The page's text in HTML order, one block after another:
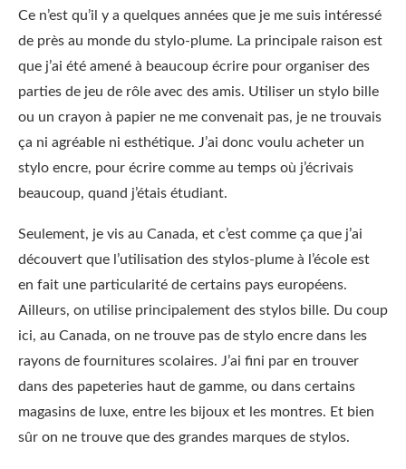
Ce n’est qu’il y a quelques années que je me suis intéressé
de près au monde du stylo-plume. La principale raison est
que j’ai été amené à beaucoup écrire pour organiser des
parties de jeu de rôle avec des amis. Utiliser un stylo bille
ou un crayon à papier ne me convenait pas, je ne trouvais
ça ni agréable ni esthétique. J’ai donc voulu acheter un
stylo encre, pour écrire comme au temps où j’écrivais
beaucoup, quand j’étais étudiant.
Seulement, je vis au Canada, et c’est comme ça que j’ai
découvert que l’utilisation des stylos-plume à l’école est
en fait une particularité de certains pays européens.
Ailleurs, on utilise principalement des stylos bille. Du coup
ici, au Canada, on ne trouve pas de stylo encre dans les
rayons de fournitures scolaires. J’ai fini par en trouver
dans des papeteries haut de gamme, ou dans certains
magasins de luxe, entre les bijoux et les montres. Et bien
sûr on ne trouve que des grandes marques de stylos.